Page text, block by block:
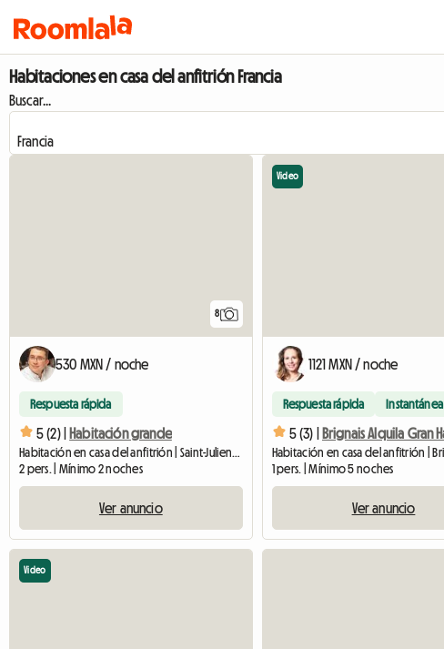
Habitaciones en casa del anfitrión Francia
Buscar...
8
530 MXN / noche
Respuesta rápida
5 (2) | Habitación grande
Habitación en casa del anfitrión | Saint-Julien-de-Vouvantes (44670) | 20 M2
2 pers. | Mínimo 2 noches
Ver anuncio
Video
1121 MXN / noche
Respuesta rápida Instantánea
5 (3) |
1 pers. | Mínimo 5 noches
Ver anuncio
Video